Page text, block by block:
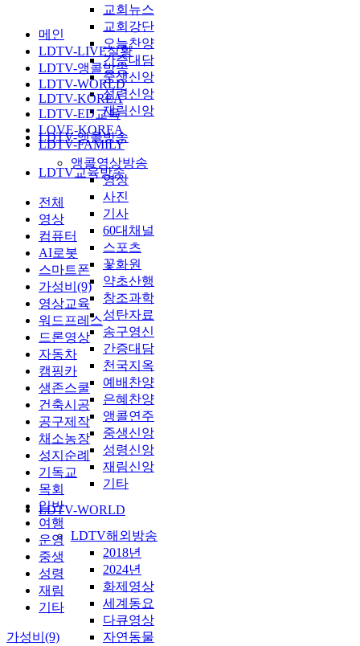
교회뉴스
교회강단
오늘찬양
간증대담
중생신앙
성령신앙
재림신앙
LDTV-앵콜방송
앵콜영상방송
영상
사진
기사
60대채널
스포츠
꽃화원
약초산행
창조과학
성탄자료
송구영신
간증대담
천국지옥
예배찬양
은혜찬양
앵콜연주
중생신앙
성령신앙
재림신앙
기타
LDTV-WORLD
LDTV해외방송
2018년
2024년
화제영상
세계동요
다큐영상
자연동물
메인
LDTV-LIVE실황
LDTV-앵콜방송
LDTV-WORLD
LDTV-KOREA
LDTV-ED교육
LOVE-KOREA
LDTV-FAMILY
LDTV교육방송
전체
영상
컴퓨터
AI로봇
스마트폰
가성비(9)
영상교육
워드프레스
드론영상
자동차
캠핑카
생존스쿨
건축시공
공구제작
채소농장
성지순례
기독교
목회
일반
여행
운영
중생
성령
재림
기타
가성비(9)